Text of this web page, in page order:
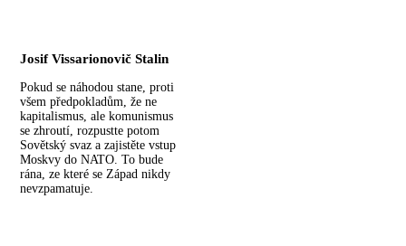
Josif Vissarionovič Stalin
Pokud se náhodou stane, proti
všem předpokladům, že ne
kapitalismus, ale komunismus
se zhroutí, rozpustte potom
Sovětský svaz a zajistěte vstup
Moskvy do NATO. To bude
rána, ze které se Západ nikdy
nevzpamatuje.